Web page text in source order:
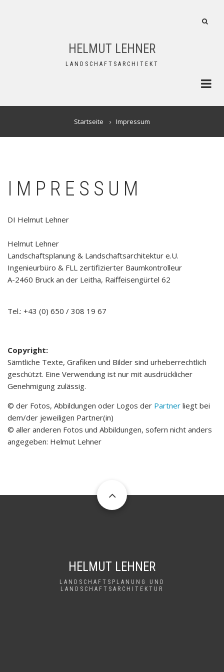
HELMUT LEHNER
LANDSCHAFTSARCHITEKT
PFADNAVIGATION
Startseite Impressum
IMPRESSUM
DI Helmut Lehner
Helmut Lehner
Landschaftsplanung & Landschaftsarchitektur e.U.
Ingenieurbüro & FLL zertifizierter Baumkontrolleur
A-2460 Bruck an der Leitha, Raiffeisengürtel 62
Tel.: +43 (0) 650 / 308 19 67
Copyright:
Sämtliche Texte, Grafiken und Bilder sind urheberrechtlich
geschützt. Eine Verwendung ist nur mit ausdrücklicher
Genehmigung zulässig.
© der Fotos, Abbildungen oder Logos der Partner liegt bei
dem/der jeweiligen Partner(in)
© aller anderen Fotos und Abbildungen, sofern nicht anders
angegeben: Helmut Lehner
HELMUT LEHNER
LANDSCHAFTSPLANUNG UND
LANDSCHAFTSARCHITEKTUR